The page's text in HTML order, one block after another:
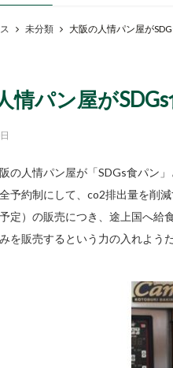
未分類 大阪の人情パン屋が
情パン屋が
の人情パン屋が「SDGs食パン
予約制にして、co2排出量を削
定）の販売につき、途上国へ給
を販売するという力の入れよう